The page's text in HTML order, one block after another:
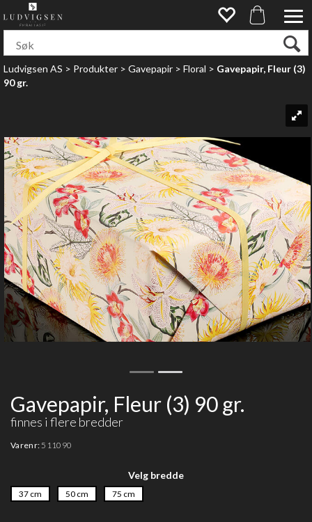
Ludvigsen AS>Produkter>Gavepapir>Floral>Gavepapir, Fleur (3)
90 gr.
Gavepapir, Fleur (3) 90 gr.
finnes i flere bredder
Varenr: 511090
Velg bredde
37 cm 50 cm 75 cm